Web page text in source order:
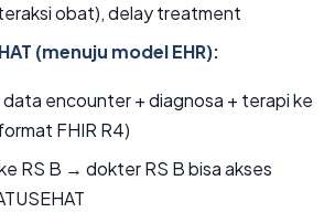
obat), delay treatment
(menuju model EHR):
data encounter + diagnosa + terapi ke
FHIR R4)
RS B → dokter RS B bisa akses